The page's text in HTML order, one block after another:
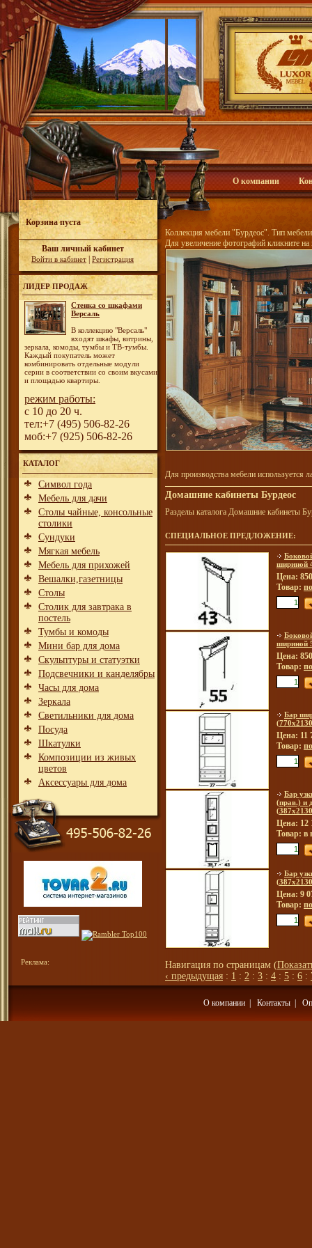
О компании
Корзина пуста
Ваш личный кабинет
Войти в кабинет Регистрация
ЛИДЕР ПРОДАЖ
Стенка со шкафами
Версаль
В коллекцию "Версаль"
входят шкафы, витрины,
зеркала, комоды, тумбы и ТВ-тумбы.
Каждый покупатель может
комбинировать отдельные модули
серии в соответствии со своим вкусами
и площадью квартиры.
режим работы:
с 10 до 20 ч.
тел:+7 (495) 506-82-26
моб:+7 (925) 506-82-26
КАТАЛОГ
Символ года
Мебель для дачи
Столы чайные, консольные
столики
Сундуки
Мягкая мебель
Мебель для прихожей
Вешалки,газетницы
Столы
Столик для завтрака в
постель
Тумбы и комоды
Мини бар для дома
Скульптуры и статуэтки
Подсвечники и канделябры
Часы для дома
Зеркала
Светильники для дома
Посуда
Шкатулки
Композиции из живых
цветов
Аксессуары для дома
Реклама:
Коллекция мебели "Бурдеос". Тип
Для увеличение фотографий кликните на
Для производства мебели используется
Домашние кабинеты Бурдеос
Разделы каталога Домашние кабинеты
СПЕЦИАЛЬНОЕ ПРЕДЛОЖЕНИЕ:
шириной
Цена:
Товар:
шириной
Цена:
Товар:
Бар
Цена: 11
Товар:
Бар
(прав.) и
Цена: 12
Товар: в
Бар
Цена: 9
Товар:
Навигация по страницам (
‹ предыдущая : 1 : 2 : 3 : 4 : 5 : 6 :
О компании Контакты